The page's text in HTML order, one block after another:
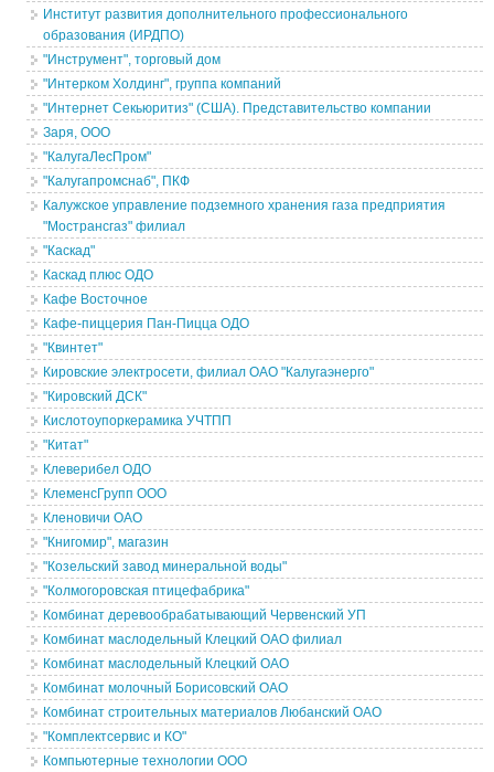
Институт развития дополнительного профессионального
образования (ИРДПО)
"Инструмент", торговый дом
"Интерком Холдинг", группа компаний
"Интернет Секьюритиз" (США). Представительство компании
Заря, ООО
"КалугаЛесПром"
"Калугапромснаб", ПКФ
Калужское управление подземного хранения газа предприятия
"Мострансгаз" филиал
"Каскад"
Каскад плюс ОДО
Кафе Восточное
Кафе-пиццерия Пан-Пицца ОДО
"Квинтет"
Кировские электросети, филиал ОАО "Калугаэнерго"
"Кировский ДСК"
Кислотоупоркерамика УЧТПП
"Китат"
Клеверибел ОДО
КлеменсГрупп ООО
Кленовичи ОАО
"Книгомир", магазин
"Козельский завод минеральной воды"
"Колмогоровская птицефабрика"
Комбинат деревообрабатывающий Червенский УП
Комбинат маслодельный Клецкий ОAO филиал
Комбинат маслодельный Клецкий ОАО
Комбинат молочный Борисовский ОАО
Комбинат строительных материалов Любанский ОАО
"Комплектсервис и КО"
Компьютерные технологии ООО